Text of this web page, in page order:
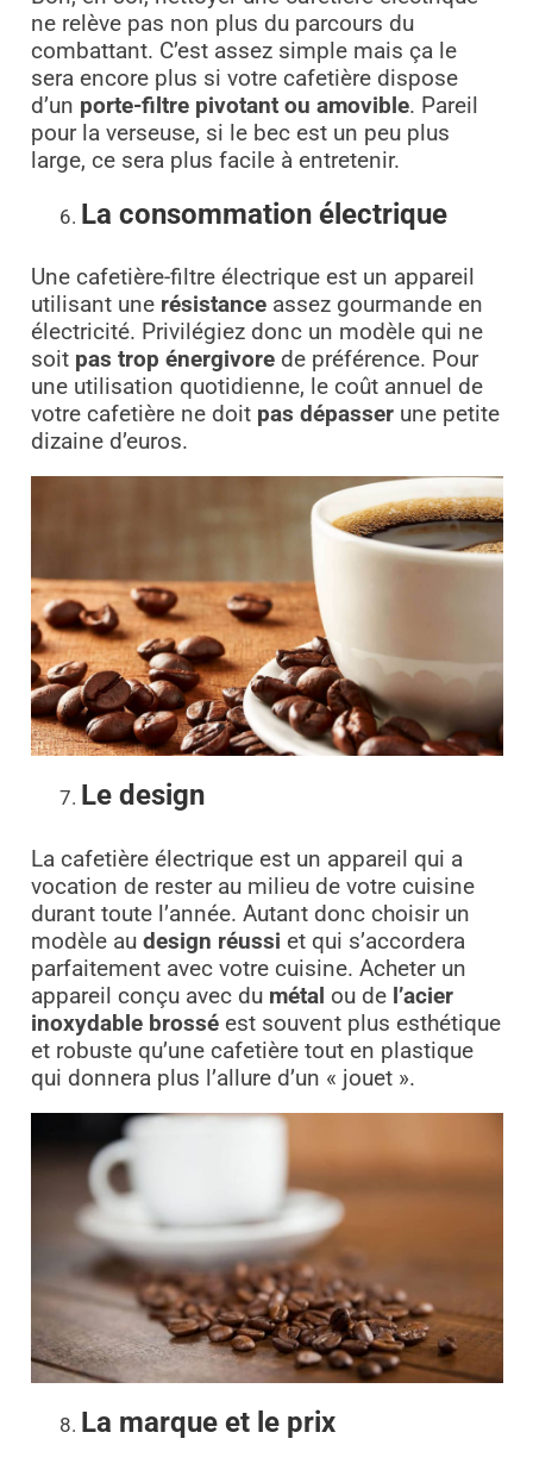
ne relève pas non plus du parcours du
combattant. C’est assez simple mais ça le
sera encore plus si votre cafetière dispose
d’un porte-filtre pivotant ou amovible. Pareil
pour la verseuse, si le bec est un peu plus
large, ce sera plus facile à entretenir.
La consommation électrique
Une cafetière-filtre électrique est un appareil
utilisant une résistanceassez gourmande en
électricité. Privilégiez donc un modèle qui ne
soit pas trop énergivorede préférence. Pour
une utilisation quotidienne, le coût annuel de
votre cafetière ne doit pas dépasserune petite
dizaine d’euros.
Le design
La cafetière électrique est un appareil qui a
vocation de rester au milieu de votre cuisine
durant toute l’année. Autant donc choisir un
modèle au design réussi et qui s’accordera
parfaitement avec votre cuisine. Acheter un
appareil conçu avec du métal ou de l’acier
inoxydable brosséest souvent plus esthétique
et robuste qu’une cafetière tout en plastique
qui donnera plus l’allure d’un « jouet ».
La marque et le prix